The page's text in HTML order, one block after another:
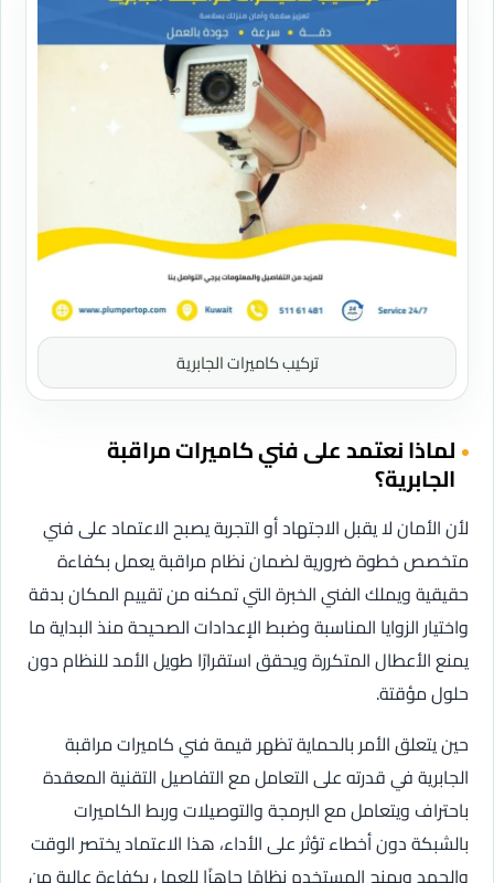
تركيب كاميرات الجابرية
لماذا نعتمد على فني كاميرات مراقبة
الجابرية؟
لأن الأمان لا يقبل الاجتهاد أو التجربة يصبح الاعتماد على فني
متخصص خطوة ضرورية لضمان نظام مراقبة يعمل بكفاءة
حقيقية ويملك الفني الخبرة التي تمكنه من تقييم المكان بدقة
واختيار الزوايا المناسبة وضبط الإعدادات الصحيحة منذ البداية ما
يمنع الأعطال المتكررة ويحقق استقرارًا طويل الأمد للنظام دون
حلول مؤقتة.
حين يتعلق الأمر بالحماية تظهر قيمة فني كاميرات مراقبة
الجابرية في قدرته على التعامل مع التفاصيل التقنية المعقدة
باحتراف ويتعامل مع البرمجة والتوصيلات وربط الكاميرات
بالشبكة دون أخطاء تؤثر على الأداء، هذا الاعتماد يختصر الوقت
والجهد ويمنح المستخدم نظامًا جاهزًا للعمل بكفاءة عالية من